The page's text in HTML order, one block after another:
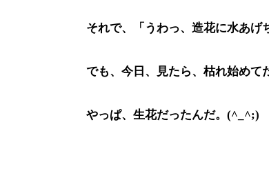
それで、「うわっ、造花に水あげ
でも、今日、見たら、枯れ始めて
やっぱ、生花だったんだ。(^_^;)